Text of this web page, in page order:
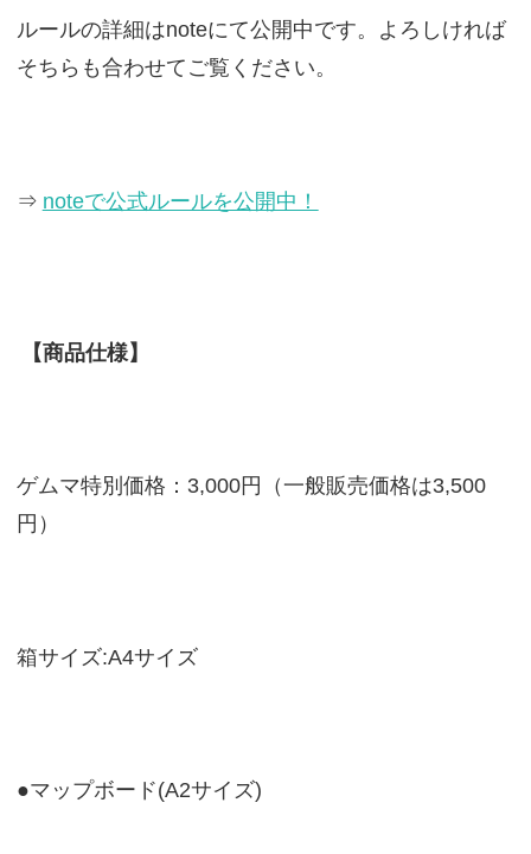
ルールの詳細はnoteにて公開中です。よろしければ
そちらも合わせてご覧ください。
⇒ noteで公式ルールを公開中！
【商品仕様】
ゲムマ特別価格：3,000円（一般販売価格は3,500
円）
箱サイズ:A4サイズ
●マップボード(A2サイズ)